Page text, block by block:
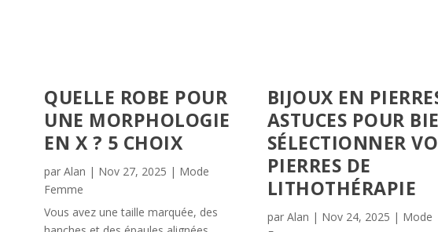
QUELLE ROBE POUR
UNE MORPHOLOGIE
EN X ? 5 CHOIX
parAlan | Nov 27, 2025 | Mode
Femme
Vous avez une taille marquée, des
BIJOUX EN
ASTUCES POUR
SÉLECTIONNER
PIERRES DE
LITHOTHÉRAPIE
par Alan | Nov 24, 2025 | Mode